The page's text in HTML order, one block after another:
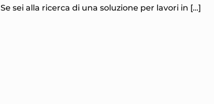
Se sei alla ricerca di una soluzione per lavori in […]